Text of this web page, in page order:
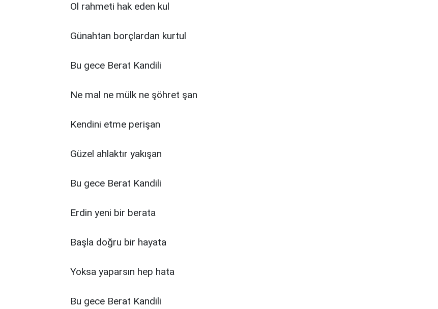
Ol rahmeti hak eden kul
Günahtan borçlardan kurtul
Bu gece Berat Kandili
Ne mal ne mülk ne şöhret şan
Kendini etme perişan
Güzel ahlaktır yakışan
Bu gece Berat Kandili
Erdin yeni bir berata
Başla doğru bir hayata
Yoksa yaparsın hep hata
Bu gece Berat Kandili